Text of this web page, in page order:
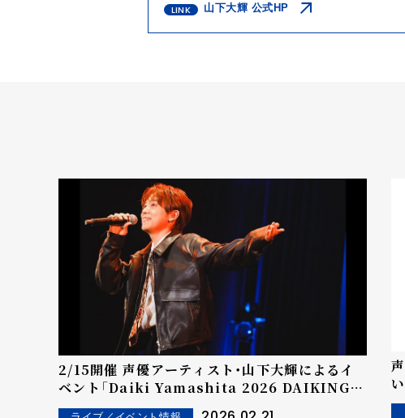
山下大輝 公式HP
2/15開催 声優アーティスト・山下大輝によるイ
ベント「Daiki Yamashita 2026 DAIKING
Festa Vol.4 "Sweet & Bitter"」イベントレ